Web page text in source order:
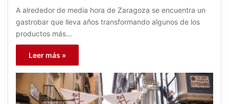
A alrededor de media hora de Zaragoza se encuentra un
gastrobar que lleva años transformando algunos de los
productos más…
Leer más »